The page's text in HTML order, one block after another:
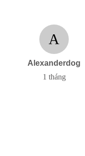
A
Alexanderdog
1 tháng